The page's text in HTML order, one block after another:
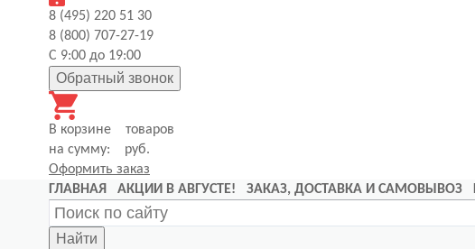
8 (495) 220 51 30
8 (800) 707-27-19
С 9:00 до 19:00
Обратный звонок
В корзине
товаров
на сумму:
руб.
Оформить заказ
ГЛАВНАЯ
АКЦИИ В АВГУСТЕ! ЗАКАЗ, ДОСТАВКА И САМОВЫВОЗ
Найти